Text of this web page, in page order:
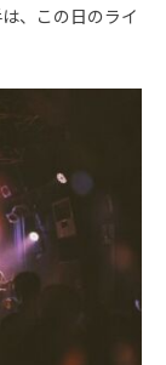
、この日のライ